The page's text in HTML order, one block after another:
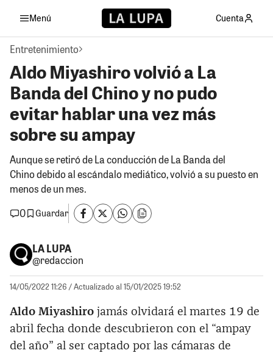
Menú Cuenta
Entretenimiento
Aldo Miyashiro volvió a La
Banda del Chino y no pudo
evitar hablar una vez más
sobre su ampay
Aunque se retiró de La conducción de La Banda del
Chino debido al escándalo mediático, volvió a su puesto en
menos de un mes.
0
Guardar
LA LUPA
@redaccion
14/05/2022 11:26 / Actualizado al 15/01/2025 19:52
Aldo Miyashiro jamás olvidará el martes 19 de
abril fecha donde descubrieron con el “ampay
del año” al ser captado por las cámaras de